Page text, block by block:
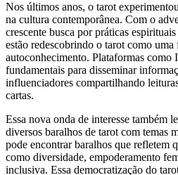
Nos últimos anos, o tarot
na cultura contemporânea. Com o
crescente busca por práticas
estão redescobrindo o tarot como
autoconhecimento. Plataformas como
fundamentais para disseminar
influenciadores compartilhando
cartas.
Essa nova onda de interesse também
diversos baralhos de tarot com temas
pode encontrar baralhos que refletem
como diversidade, empoderamento
inclusiva. Essa democratização do